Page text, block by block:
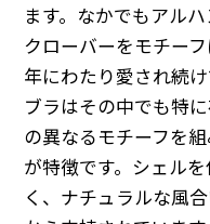
ます。なかでもアル
クローバーをモチー
年にわたり愛され続
ブラはその中でも特
の異なるモチーフを
が特徴です。シェル
く、ナチュラルな風